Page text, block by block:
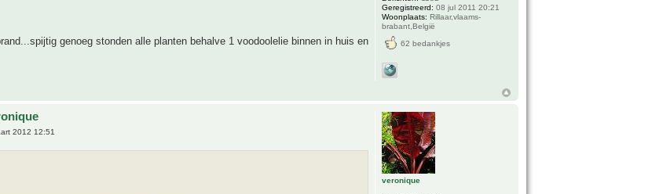
genoeg stonden alle planten behalve 1 voodoolelie binnen in huis en
Geregistreerd: 08 jul 2011 20:21
Woonplaats: Rillaar,vlaams-
brabant,België
62 bedankjes
2012 12:51
veronique